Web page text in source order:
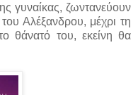
γυναίκας, ζωντανεύουν
του Αλέξανδρου, μέχρι τη
θάνατό του, εκείνη θα